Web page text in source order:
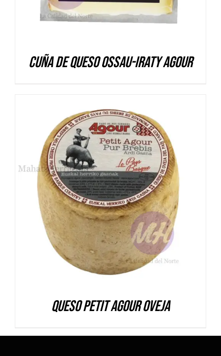
Cuña de queso Ossau-Iraty Agour
DETALLES
Queso Petit Agour oveja